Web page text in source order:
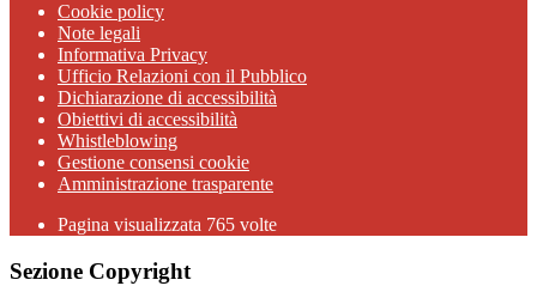
Cookie policy
Note legali
Informativa Privacy
Ufficio Relazioni con il Pubblico
Dichiarazione di accessibilità
Obiettivi di accessibilità
Whistleblowing
Gestione consensi cookie
Amministrazione trasparente
Pagina visualizzata 765 volte
Sezione Copyright